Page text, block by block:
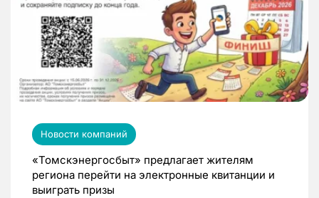
Новости компаний
«Томскэнергосбыт» предлагает жителям
региона перейти на электронные квитанции и
выиграть призы